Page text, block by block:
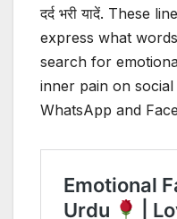
दर्द भरी यादें. These
express what
search for
inner pain on
WhatsApp and